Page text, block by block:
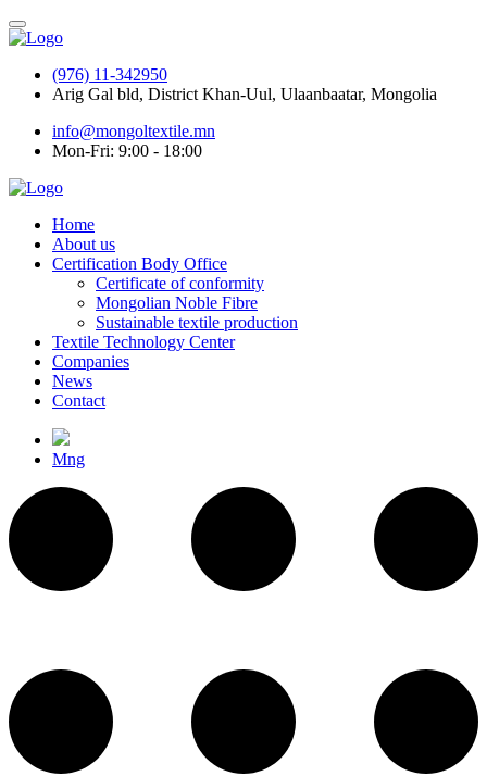
(976) 11-342950
Arig Gal bld, District Khan-Uul, Ulaanbaatar, Mongolia
info@mongoltextile.mn
Mon-Fri: 9:00 - 18:00
Home
About us
Certification Body Office
Certificate of conformity
Mongolian Noble Fibre
Sustainable textile production
Textile Technology Center
Companies
News
Contact
Mng